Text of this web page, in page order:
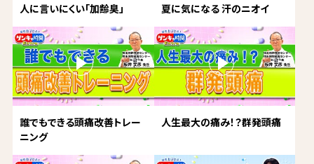
人に言いにくい「加齢臭」 夏に気になる 汗のニオイ
誰でもできる頭痛改善トレー
ニング
人生最大の痛み！？群発頭痛